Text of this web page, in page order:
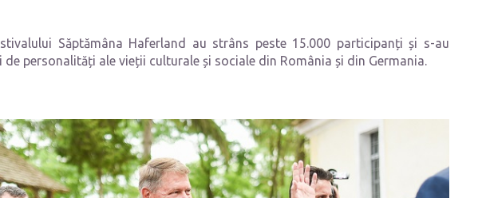
Săptămâna Haferland au strâns peste 15.000 participanți și s-au
de personalități ale vieții culturale și sociale din România și din Germania.